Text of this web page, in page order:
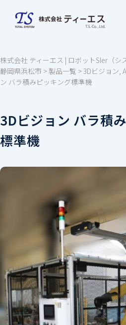
content
株式会社 ティーエス | ロボットSIer（シ
静岡県浜松市 >製品一覧 >3Dビジョン,
ン バラ積みピッキング標準機
3Dビジョン バラ積
標準機